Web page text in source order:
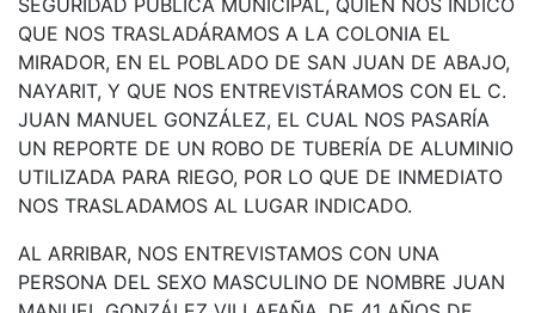
SEGURIDAD PUBLICA MUNICIPAL, QUIEN NOS INDICO
QUE NOS TRASLADÁRAMOS A LA COLONIA EL
MIRADOR, EN EL POBLADO DE SAN JUAN DE ABAJO,
NAYARIT, Y QUE NOS ENTREVISTÁRAMOS CON EL C.
JUAN MANUEL GONZÁLEZ, EL CUAL NOS PASARÍA
UN REPORTE DE UN ROBO DE TUBERÍA DE ALUMINIO
UTILIZADA PARA RIEGO, POR LO QUE DE INMEDIATO
NOS TRASLADAMOS AL LUGAR INDICADO.
AL ARRIBAR, NOS ENTREVISTAMOS CON UNA
PERSONA DEL SEXO MASCULINO DE NOMBRE JUAN